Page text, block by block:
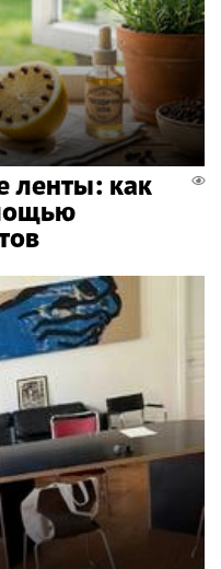
ленты: как